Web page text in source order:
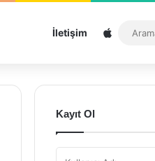
İletişim Sitemap
Kayıt Ol